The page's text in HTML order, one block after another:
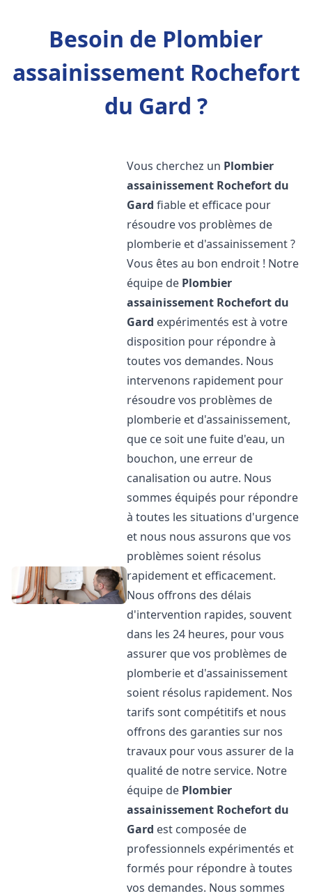
Besoin de Plombier
assainissement Rochefort
du Gard ?
Vous cherchez un Plombier
assainissement Rochefort du
Gard fiable et efficace pour
résoudre vos problèmes de
plomberie et d'assainissement ?
Vous êtes au bon endroit ! Notre
équipe de Plombier
assainissement Rochefort du
Gard expérimentés est à votre
disposition pour répondre à
toutes vos demandes. Nous
intervenons rapidement pour
résoudre vos problèmes de
plomberie et d'assainissement,
que ce soit une fuite d'eau, un
bouchon, une erreur de
canalisation ou autre. Nous
sommes équipés pour répondre
à toutes les situations d'urgence
et nous nous assurons que vos
problèmes soient résolus
rapidement et efficacement.
Nous offrons des délais
d'intervention rapides, souvent
dans les 24 heures, pour vous
assurer que vos problèmes de
plomberie et d'assainissement
soient résolus rapidement. Nos
tarifs sont compétitifs et nous
offrons des garanties sur nos
travaux pour vous assurer de la
qualité de notre service. Notre
équipe de Plombier
assainissement Rochefort du
Gard est composée de
professionnels expérimentés et
formés pour répondre à toutes
vos demandes. Nous sommes